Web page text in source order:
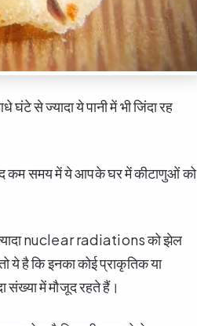
ज्यादा ये पानी में भी जिंदा रह
कम समय में ये आपके घर में कीटाणुओं को
ज्यादा nuclear radiations को झेल
है कि इनका कोई प्राकृतिक या
संख्या में मौजूद रहते हैं।